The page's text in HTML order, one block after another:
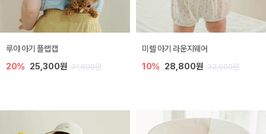
루야 아기 플랩캡
20% 25,300원 31,600원
미렐 아기 라운지웨어
10% 28,800원 32,000원